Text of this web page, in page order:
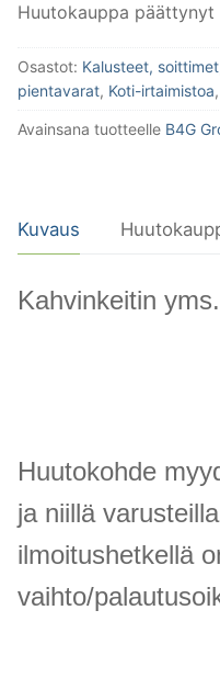
Huutokauppa päättynyt
Osastot: Kalusteet,
pientavarat, Koti-irtaimistoa,
Avainsana tuotteelle B4G
Kuvaus
Kahvinkeitin
Huutokohde
ja niillä
ilmoitushetkellä
vaihto/